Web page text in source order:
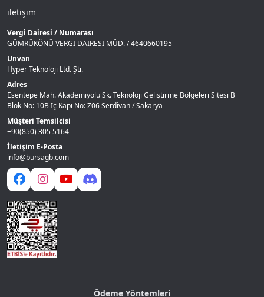
iletişim
Vergi Dairesi / Numarası
GÜMRÜKÖNÜ VERGI DAIRESI MÜD. / 4640660195
Unvan
Hyper Teknoloji Ltd. Şti.
Adres
Esentepe Mah. Akademiyolu Sk. Teknoloji Geliştirme Bölgeleri Sitesi B
Blok No: 10B İç Kapı No: Z06 Serdivan / Sakarya
Müşteri Temsilcisi
+90(850) 305 5164
İletişim E-Posta
info@bursagb.com
Ödeme Yöntemleri